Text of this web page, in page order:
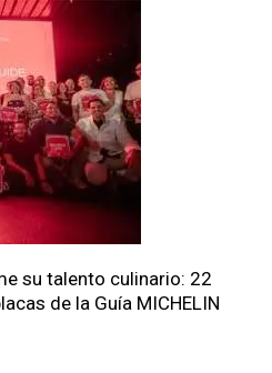
su talento culinario: 22
de la Guía MICHELIN